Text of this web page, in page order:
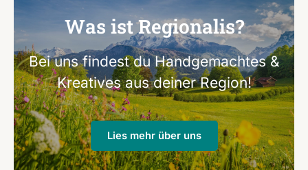
Was ist Regionalis?
Bei uns findest du Handgemachtes &
Kreatives aus deiner Region!
Lies mehr über uns